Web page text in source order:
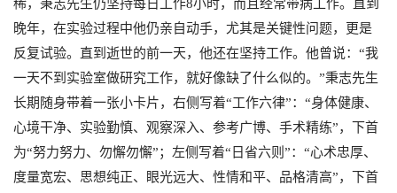
稀，秉志先生仍坚持每日工作8小时，而且经常带病工作。直到
晚年，在实验过程中他仍亲自动手，尤其是关键性问题，更是
反复试验。直到逝世的前一天，他还在坚持工作。他曾说：“我
一天不到实验室做研究工作，就好像缺了什么似的。”秉志先生
长期随身带着一张小卡片，右侧写着“工作六律”：“身体健康、
心境干净、实验勤慎、观察深入、参考广博、手术精练”，下首
为“努力努力、勿懈勿懈”；左侧写着“日省六则”：“心术忠厚、
度量宽宏、思想纯正、眼光远大、性情和平、品格清高”，下首